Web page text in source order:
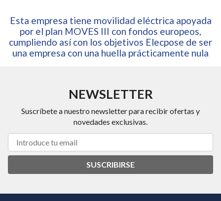
Esta empresa tiene movilidad eléctrica apoyada
por el plan MOVES III con fondos europeos,
cumpliendo así con los objetivos Elecpose de ser
una empresa con una huella prácticamente nula
NEWSLETTER
Suscríbete a nuestro newsletter para recibir ofertas y
novedades exclusivas.
SUSCRIBIRSE